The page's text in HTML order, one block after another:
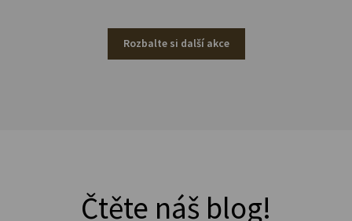
Rozbalte si další akce
Čtěte náš blog!